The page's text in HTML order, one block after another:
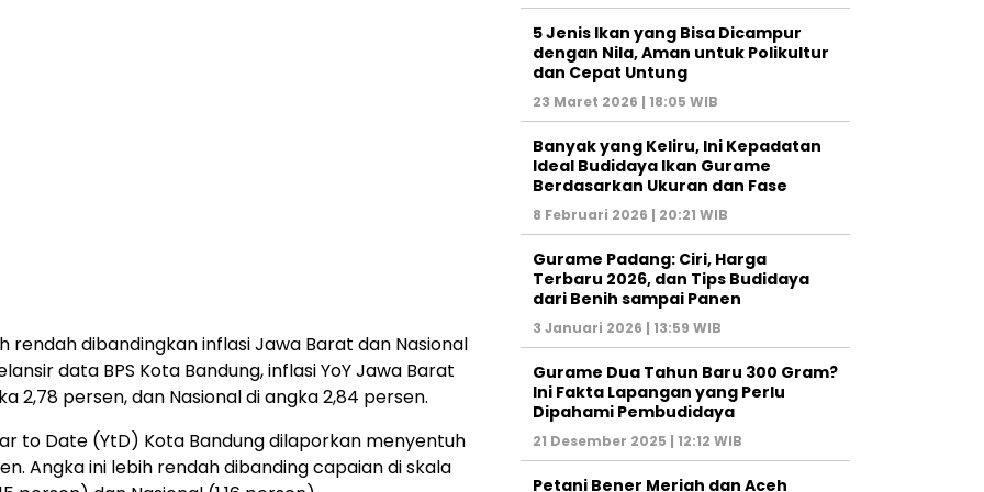
rendah dibandingkan inflasi Jawa Barat dan Nasional
data BPS Kota Bandung, inflasi YoY Jawa Barat
2,78 persen, dan Nasional di angka 2,84 persen.
to Date (YtD) Kota Bandung dilaporkan menyentuh
Angka ini lebih rendah dibanding capaian di skala
5 Jenis Ikan yang Bisa Dicampur
dengan Nila, Aman untuk Polikultur
dan Cepat Untung
23 Maret 2026 | 18:05 WIB
Banyak yang Keliru, Ini Kepadatan
Ideal Budidaya Ikan Gurame
Berdasarkan Ukuran dan Fase
8 Februari 2026 | 20:21 WIB
Gurame Padang: Ciri, Harga
Terbaru 2026, dan Tips Budidaya
dari Benih sampai Panen
3 Januari 2026 | 13:59 WIB
Gurame Dua Tahun Baru 300 Gram?
Ini Fakta Lapangan yang Perlu
Dipahami Pembudidaya
21 Desember 2025 | 12:12 WIB
Petani Bener Meriah dan Aceh